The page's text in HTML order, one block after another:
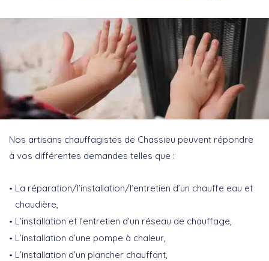
Nos artisans chauffagistes de Chassieu peuvent répondre
à vos différentes demandes telles que :
La réparation/l’installation/l’entretien d’un chauffe eau et
chaudière,
L’installation et l’entretien d’un réseau de chauffage,
L’installation d’une pompe à chaleur,
L’installation d’un plancher chauffant,